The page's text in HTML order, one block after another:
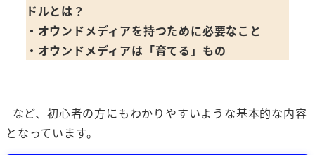
ドルとは？
・オウンドメディアを持つために必要なこと
・オウンドメディアは「育てる」もの
など、初心者の方にもわかりやすいような基本的な内容
となっています。